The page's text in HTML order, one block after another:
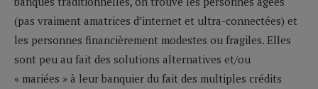
(pas vraiment amatrices d’internet et ultra-connectées) et
les personnes financièrement modestes ou fragiles. Elles
sont peu au fait des solutions alternatives et/ou
« mariées » à leur banquier du fait des multiples crédits